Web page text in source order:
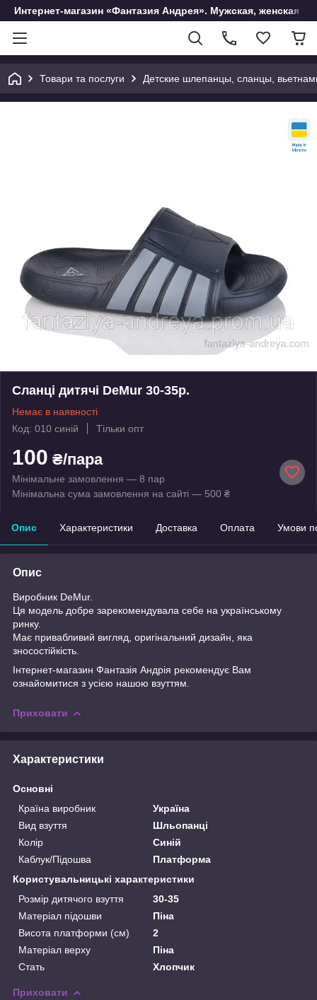
Интернет-магазин «Фантазия Андрея». Мужская, женская и
Товари та послуги Детские шлепанцы, сланцы,
Сланці дитячі DeMur 30-35р.
Немає в наявності
Код: 010 синій
Тільки опт
100 ₴/пара
Мінімальне замовлення — 8 пар
Мінімальна сума замовлення на сайті — 500 ₴
Опис Характеристики Доставка Оплата Умови
Опис
Виробник DeMur.
Ця модель добре зарекомендувала себе на українському
ринку.
Має привабливий вигляд, оригінальний дизайн, яка
зносостійкість.
Інтернет-магазин Фантазія Андрія рекомендує Вам
ознайомитися з усією нашою взуттям.
Приховати
Характеристики
Основні
Країна виробник
Україна
Вид взуття
Шльопанці
Колір
Синій
Каблук/Підошва
Платформа
Користувальницькі характеристики
Розмір дитячого взуття
30-35
Матеріал підошви
Піна
Висота платформи (см)
2
Матеріал верху
Піна
Стать
Хлопчик
Приховати